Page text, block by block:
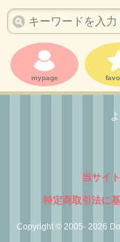
mypage
当サイ
特定商取引法に
Copyright © 2005- 2026